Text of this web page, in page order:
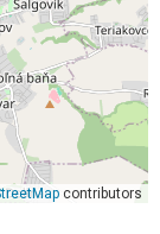
contributors